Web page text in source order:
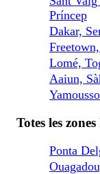
Príncep
Dakar,
Lomé,
Aaiun,
Totes les
Ponta